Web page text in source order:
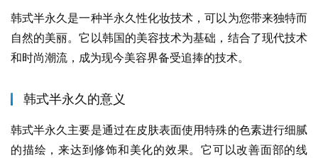
韩式半永久是一种半永久性化妆技术，可以为您带来独特而
自然的美丽。它以韩国的美容技术为基础，结合了现代技术
和时尚潮流，成为现今美容界备受追捧的技术。
韩式半永久的意义
韩式半永久主要是通过在皮肤表面使用特殊的色素进行细腻
的描绘，来达到修饰和美化的效果。它可以改善面部的线